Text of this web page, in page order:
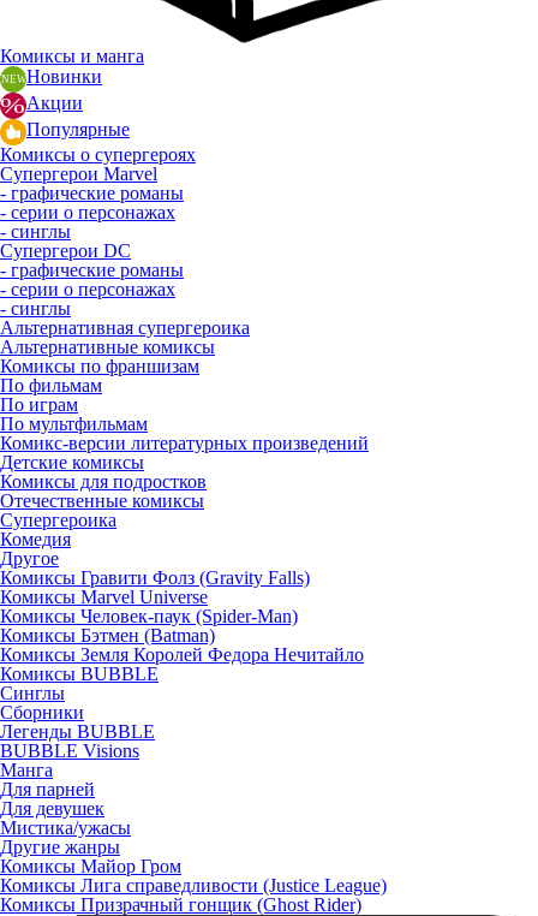
Комиксы и манга
Новинки
Акции
Популярные
Комиксы о супергероях
Супергерои Marvel
- графические романы
- серии о персонажах
- синглы
Супергерои DC
- графические романы
- серии о персонажах
- синглы
Альтернативная супергероика
Альтернативные комиксы
Комиксы по франшизам
По фильмам
По играм
По мультфильмам
Комикс-версии литературных произведений
Детские комиксы
Комиксы для подростков
Отечественные комиксы
Супергероика
Комедия
Другое
Комиксы Гравити Фолз (Gravity Falls)
Комиксы Marvel Universe
Комиксы Человек-паук (Spider-Man)
Комиксы Бэтмен (Batman)
Комиксы Земля Королей Федора Нечитайло
Комиксы BUBBLE
Синглы
Сборники
Легенды BUBBLE
BUBBLE Visions
Манга
Для парней
Для девушек
Мистика/ужасы
Другие жанры
Комиксы Майор Гром
Комиксы Лига справедливости (Justice League)
Комиксы Призрачный гонщик (Ghost Rider)